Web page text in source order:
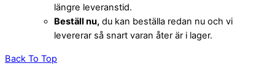
längre leveranstid.
Beställ nu, du kan beställa redan nu och vi
levererar så snart varan åter är i lager.
Back To Top